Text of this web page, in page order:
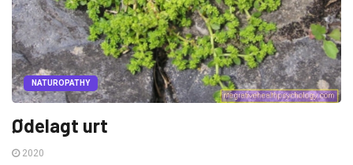
NATUROPATHY
Ødelagt urt
2020